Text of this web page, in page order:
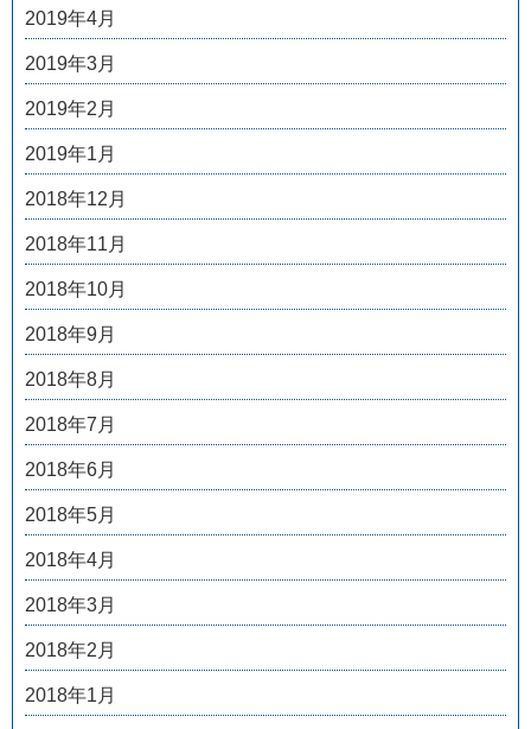
2019年4月
2019年3月
2019年2月
2019年1月
2018年12月
2018年11月
2018年10月
2018年9月
2018年8月
2018年7月
2018年6月
2018年5月
2018年4月
2018年3月
2018年2月
2018年1月